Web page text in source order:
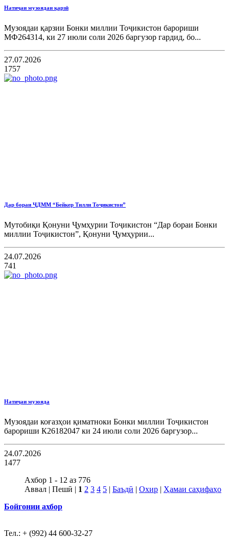
Натиҷаи музоядаи қарзӣ
Музоядаи қарзии Бонки миллии Тоҷикистон барориши
МФ264314, ки 27 июли соли 2026 баргузор гардид, бо...
27.07.2026
1757
Дар бораи ҶДММ “Бейкер Тилли Тоҷикистон”
Мутобиқи Қонуни Ҷумҳурии Тоҷикистон “Дар бораи Бонки
миллии Тоҷикистон”, Қонуни Ҷумҳурии...
24.07.2026
741
Натиҷаи музояда
Музоядаи коғазҳои қиматноки Бонки миллии Тоҷикистон
барориши К26182047 ки 24 июли соли 2026 баргузор...
24.07.2026
1477
Ахбор 1 - 12 аз 776
Аввал | Пешӣ | 1 2 3 4 5 | Баъдӣ | Охир | Ҳамаи саҳифаҳо
Бойгонии ахбор
Тел.: + (992) 44 600-32-27